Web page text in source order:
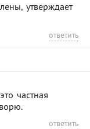
утверждает
ответить
частная
ответить